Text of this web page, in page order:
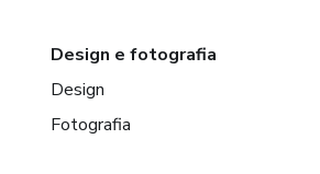
Design e fotografia
Design
Fotografia